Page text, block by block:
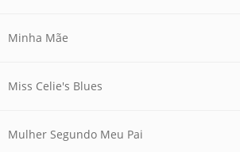
Minha Mãe
Miss Celie's Blues
Mulher Segundo Meu Pai